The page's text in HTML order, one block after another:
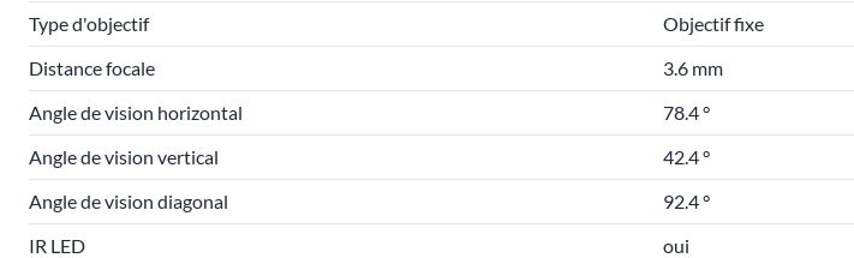
Type d'objectif
Objectif fixe
Distance focale
3.6 mm
Angle de vision horizontal
78.4 °
Angle de vision vertical
42.4 °
Angle de vision diagonal
92.4 °
IR LED
oui